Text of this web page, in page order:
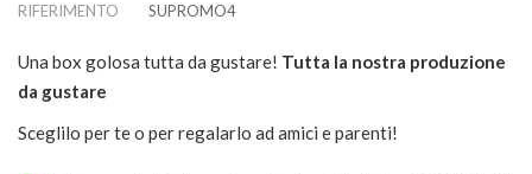
RIFERIMENTO
SUPROMO4
Una box golosa tutta da gustare! Tutta la nostra produzione
da gustare
Sceglilo per te o per regalarlo ad amici e parenti!